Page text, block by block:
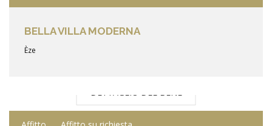
BELLA VILLA MODERNA
Èze
DETTAGLIO DEL BENE